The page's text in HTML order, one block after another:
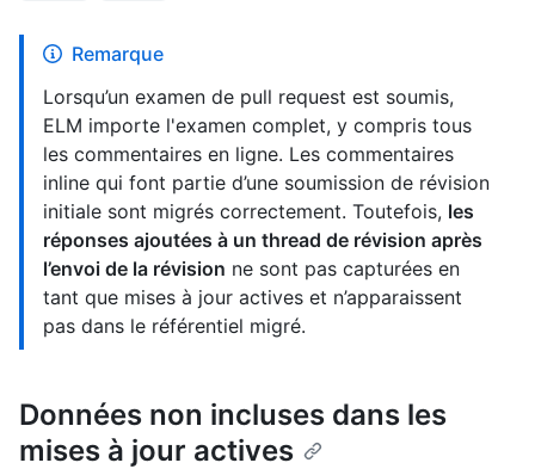
Remarque
Lorsqu’un examen de pull request est soumis,
ELM importe l'examen complet, y compris tous
les commentaires en ligne. Les commentaires
inline qui font partie d’une soumission de révision
initiale sont migrés correctement. Toutefois, les
réponses ajoutées à un thread de révision après
l’envoi de la révision ne sont pas capturées en
tant que mises à jour actives et n’apparaissent
pas dans le référentiel migré.
Données non incluses dans les
mises à jour actives